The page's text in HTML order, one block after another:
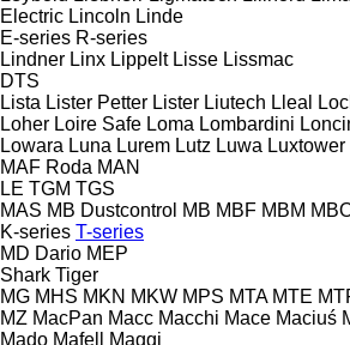
Electric Lincoln Linde
E-series R-series
Lindner Linx Lippelt Lisse Lissmac
DTS
Lista Lister Petter Lister Liutech Lleal
Loher Loire Safe Loma Lombardini
Lowara Luna Lurem Lutz Luwa Luxtower
MAF Roda MAN
LE TGM TGS
MAS MB Dustcontrol MB MBF MBM
K-series T-series
MD Dario MEP
Shark Tiger
MG MHS MKN MKW MPS MTA MTE
MZ MacPan Macc Macchi Mace Maciuś
Mado Mafell
Maggi